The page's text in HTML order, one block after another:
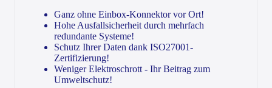
Ganz ohne Einbox-Konnektor vor Ort!
Hohe Ausfallsicherheit durch mehrfach
redundante Systeme!
Schutz Ihrer Daten dank ISO27001-
Zertifizierung!
Weniger Elektroschrott - Ihr Beitrag zum
Umweltschutz!